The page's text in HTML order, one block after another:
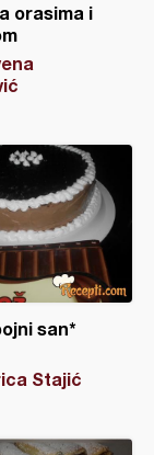
orasima i
san*
Stajić